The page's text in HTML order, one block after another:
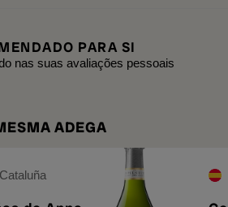
PARA SI
nas suas avaliações pessoais
ADEGA
Cataluña